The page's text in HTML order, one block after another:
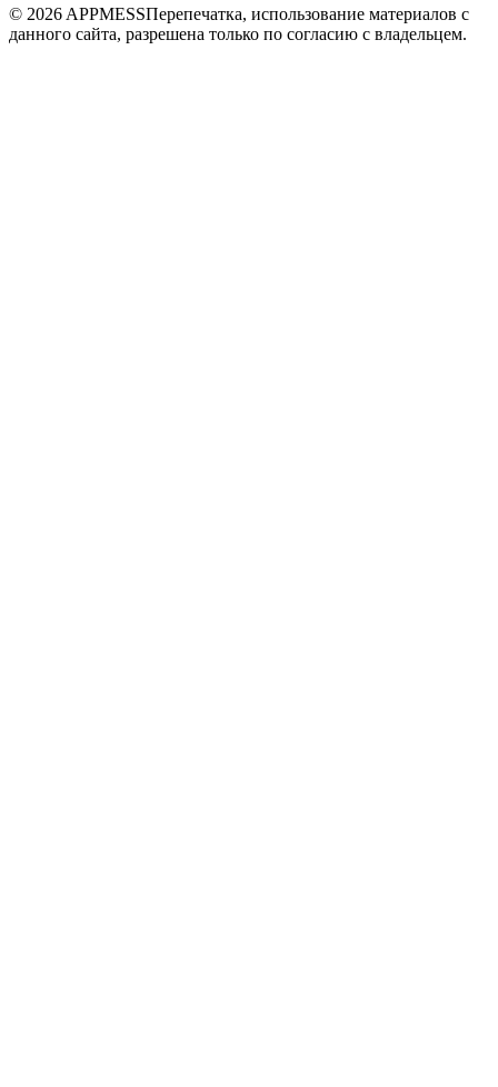
© 2026 APPMESSПерепечатка, использование материалов с
данного сайта, разрешена только по согласию с владельцем.